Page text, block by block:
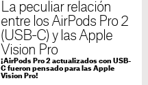
La peculiar relación
entre los AirPods Pro 2
(USB-C) y las Apple
Vision Pro
¡AirPods Pro 2 actualizados con USB-
C fueron pensado para las Apple
Vision Pro!